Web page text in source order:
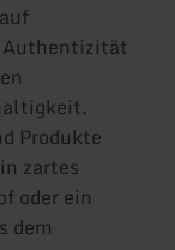
Authentizität
Produkte
zartes
oder ein
dem